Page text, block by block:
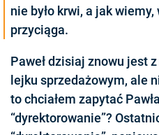
nie było krwi, a jak
przyciąga.
Paweł dzisiaj znowu jest
lejku sprzedażowym, ale
to chciałem zapytać
“dyrektorowanie”?